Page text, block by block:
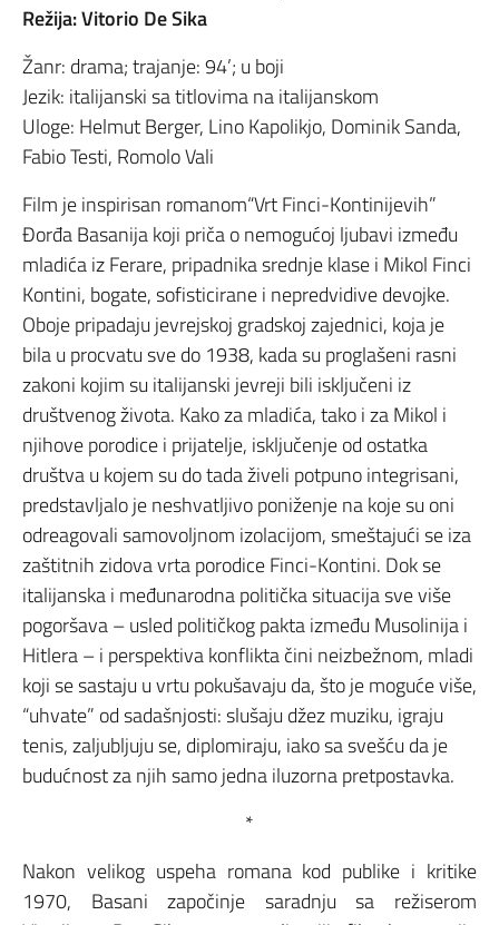
Režija: Vitorio De Sika
Žanr: drama; trajanje: 94’; u boji
Jezik: italijanski sa titlovima na italijanskom
Uloge: Helmut Berger, Lino Kapolikjo, Dominik Sanda,
Fabio Testi, Romolo Vali
Film je inspirisan romanom“Vrt Finci-Kontinijevih”
Đorđa Basanija koji priča o nemogućoj ljubavi između
mladića iz Ferare, pripadnika srednje klase i Mikol Finci
Kontini, bogate, sofisticirane i nepredvidive devojke.
Oboje pripadaju jevrejskoj gradskoj zajednici, koja je
bila u procvatu sve do 1938, kada su proglašeni rasni
zakoni kojim su italijanski jevreji bili isključeni iz
društvenog života. Kako za mladića, tako i za Mikol i
njihove porodice i prijatelje, isključenje od ostatka
društva u kojem su do tada živeli potpuno integrisani,
predstavljalo je neshvatljivo poniženje na koje su oni
odreagovali samovoljnom izolacijom, smeštajući se iza
zaštitnih zidova vrta porodice Finci-Kontini. Dok se
italijanska i međunarodna politička situacija sve više
pogoršava – usled političkog pakta između Musolinija i
Hitlera – i perspektiva konflikta čini neizbežnom, mladi
koji se sastaju u vrtu pokušavaju da, što je moguće više,
“uhvate” od sadašnjosti: slušaju džez muziku, igraju
tenis, zaljubljuju se, diplomiraju, iako sa svešću da je
budućnost za njih samo jedna iluzorna pretpostavka.
*
Nakon velikog uspeha romana kod publike i kritike
1970, Basani započinje saradnju sa režiserom